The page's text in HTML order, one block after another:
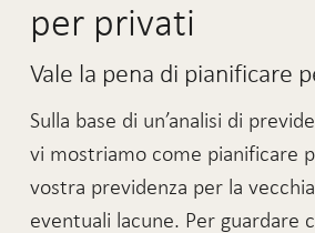
per privati
Vale la pena di pianificare
Sulla base di un’analisi di
vi mostriamo come pianificare
vostra previdenza per la
eventuali lacune. Per guardare